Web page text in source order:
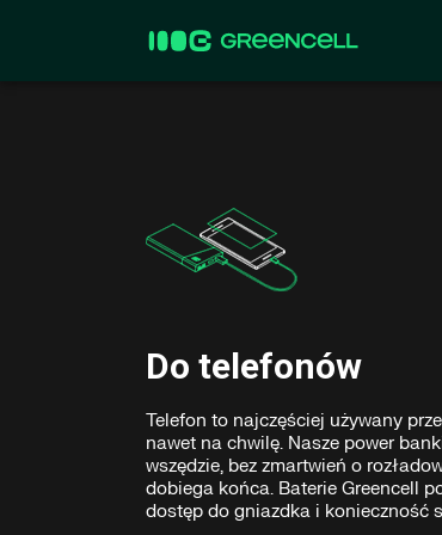
Do telefonów
Telefon to najczęściej używany
nawet na chwilę. Nasze power
wszędzie, bez zmartwień o
dobiega końca. Baterie Greencell
dostęp do gniazdka i konieczność